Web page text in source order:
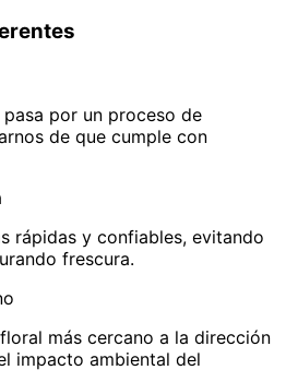
por un proceso de
de que cumple con
rápidas y confiables, evitando
frescura.
más cercano a la dirección
impacto ambiental del